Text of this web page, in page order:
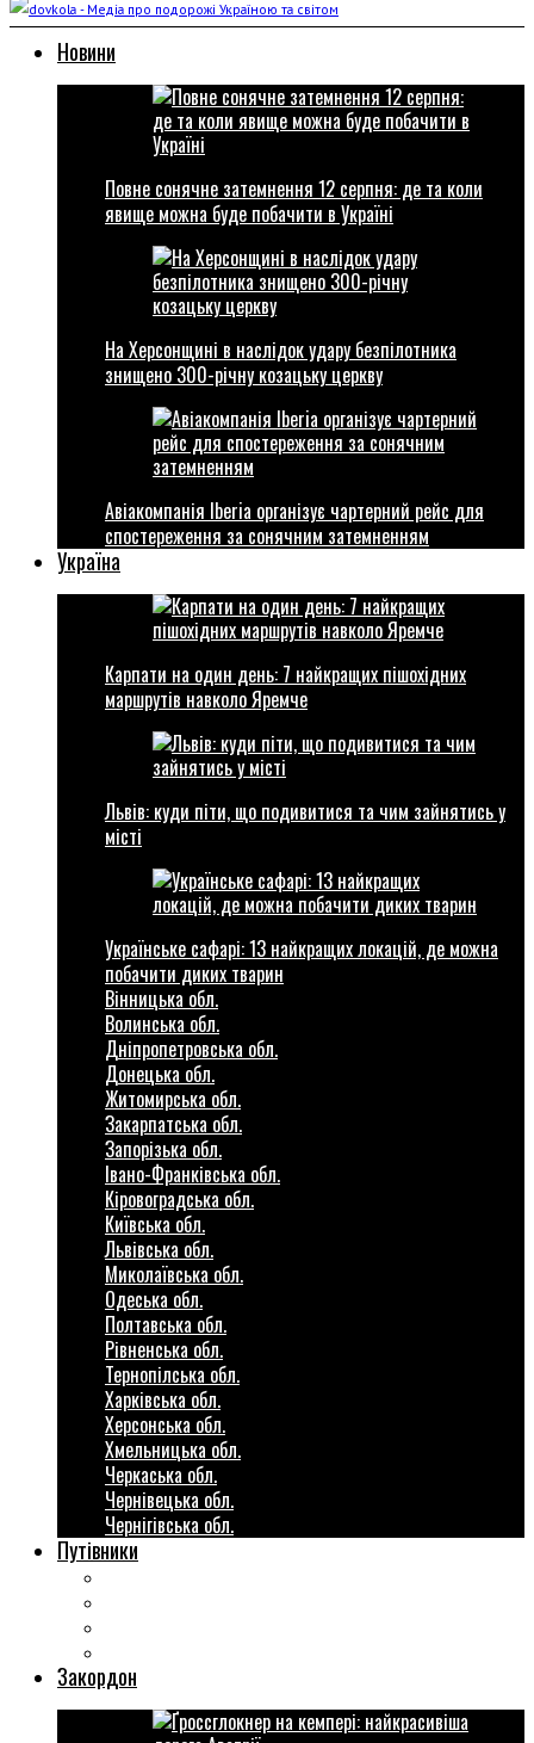
Новини
Повне сонячне затемнення 12 серпня: де та коли
явище можна буде побачити в Україні
На Херсонщині в наслідок удару безпілотника
знищено 300-річну козацьку церкву
Авіакомпанія Iberia організує чартерний рейс для
спостереження за сонячним затемненням
Україна
Карпати на один день: 7 найкращих пішохідних
маршрутів навколо Яремче
Львів: куди піти, що подивитися та чим зайнятись у
місті
Українське сафарі: 13 найкращих локацій, де можна
побачити диких тварин
Вінницька обл.
Волинська обл.
Дніпропетровська обл.
Донецька обл.
Житомирська обл.
Закарпатська обл.
Запорізька обл.
Івано-Франківська обл.
Кіровоградська обл.
Київська обл.
Львівська обл.
Миколаївська обл.
Одеська обл.
Полтавська обл.
Рівненська обл.
Тернопілська обл.
Харківська обл.
Херсонська обл.
Хмельницька обл.
Черкаська обл.
Чернівецька обл.
Чернігівська обл.
Путівники
Закордон